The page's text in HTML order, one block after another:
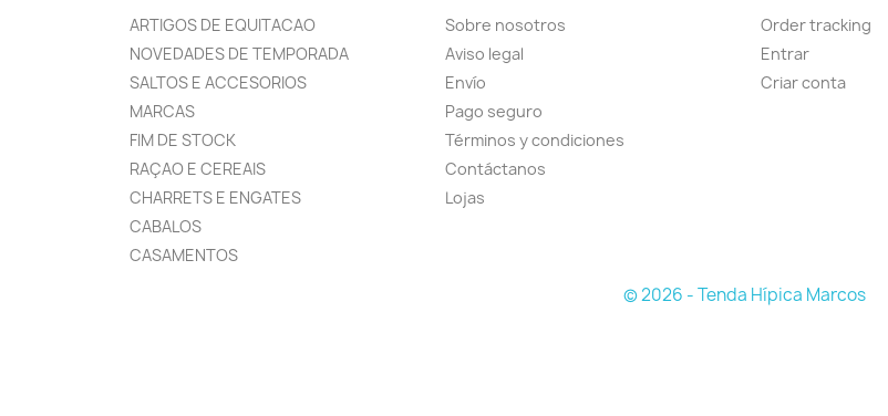
ARTIGOS DE EQUITACAO
NOVEDADES DE TEMPORADA
SALTOS E ACCESORIOS
MARCAS
FIM DE STOCK
RAÇAO E CEREAIS
CHARRETS E ENGATES
CABALOS
CASAMENTOS
Sobre nosotros
Aviso legal
Envío
Pago seguro
Términos y condiciones
Contáctanos
Lojas
Order tracking
Entrar
Criar conta
© 2026 - Tenda Hípica Marcos